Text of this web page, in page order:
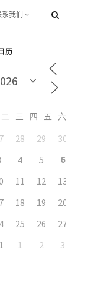
我们
历
一 二 三 四 五
28 29 30
4 5 6
11 12 13
18 19 20
25 26 27
1 2 3